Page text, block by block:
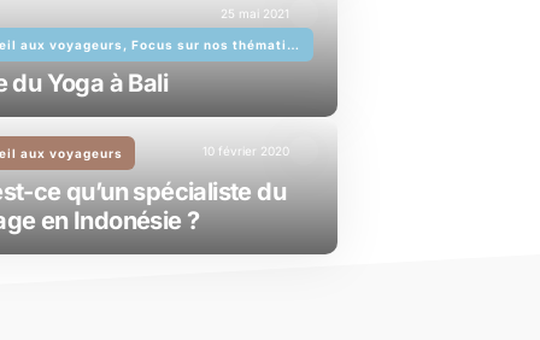
Conseil aux voyageurs, Focus sur nos thématiques
du Yoga à Bali
25 mai 2021
aux voyageurs
ce qu’un spécialiste du
en Indonésie ?
10 février 2020